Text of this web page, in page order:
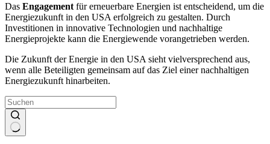
Das Engagement für erneuerbare Energien ist entscheidend, um die
Energiezukunft in den USA erfolgreich zu gestalten. Durch
Investitionen in innovative Technologien und nachhaltige
Energieprojekte kann die Energiewende vorangetrieben werden.
Die Zukunft der Energie in den USA sieht vielversprechend aus,
wenn alle Beteiligten gemeinsam auf das Ziel einer nachhaltigen
Energiezukunft hinarbeiten.